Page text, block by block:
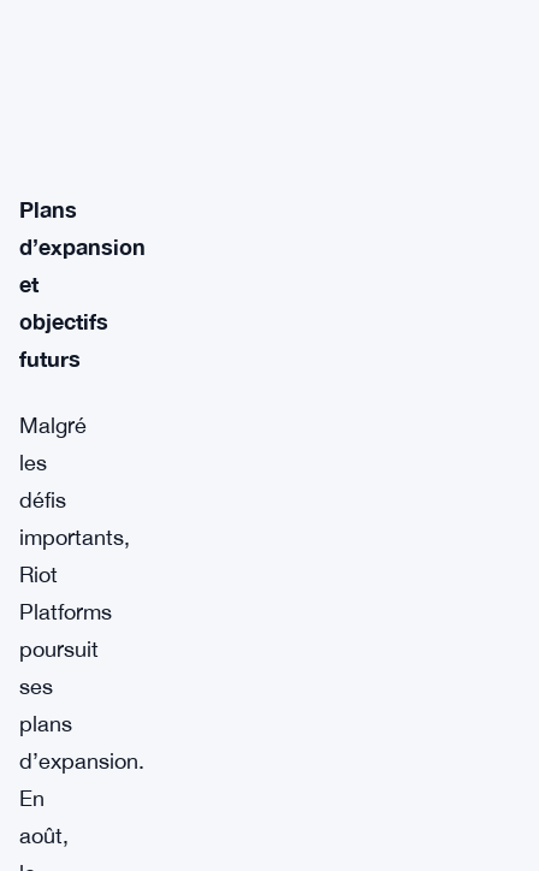
Plans
d’expansion
et
objectifs
futurs
Malgré
les
défis
importants,
Riot
Platforms
poursuit
ses
plans
d’expansion.
En
août,